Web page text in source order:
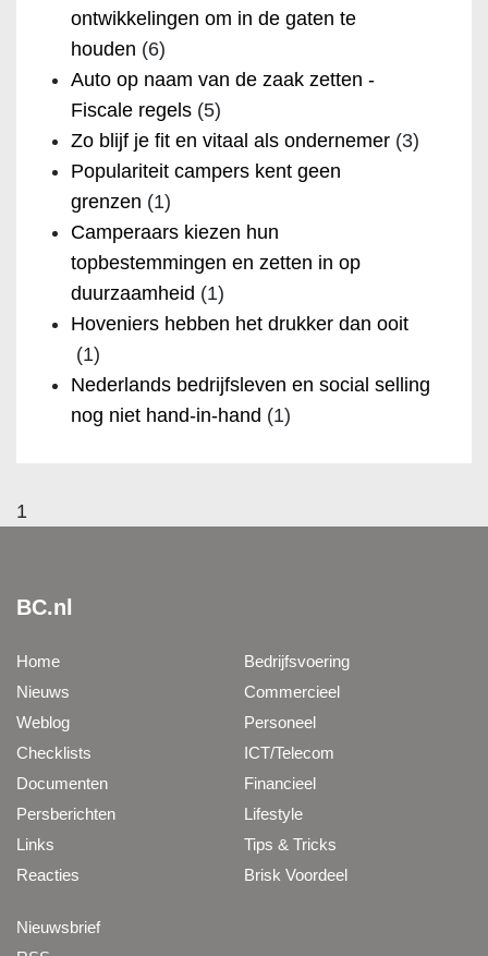
ontwikkelingen om in de gaten te
houden (6)
Auto op naam van de zaak zetten -
Fiscale regels (5)
Zo blijf je fit en vitaal als ondernemer (3)
Populariteit campers kent geen
grenzen (1)
Camperaars kiezen hun
topbestemmingen en zetten in op
duurzaamheid (1)
Hoveniers hebben het drukker dan ooit
(1)
Nederlands bedrijfsleven en social selling
nog niet hand-in-hand (1)
1
BC.nl
Home
Nieuws
Weblog
Checklists
Documenten
Persberichten
Links
Reacties
Bedrijfsvoering
Commercieel
Personeel
ICT/Telecom
Financieel
Lifestyle
Tips & Tricks
Brisk Voordeel
Nieuwsbrief